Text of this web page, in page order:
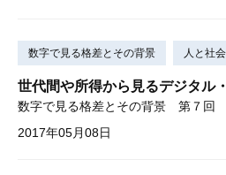
数字で見る格差とその背景 人と社会
世代間や所得から見るデジタル
数字で見る格差とその背景 第７回
2017年05月08日